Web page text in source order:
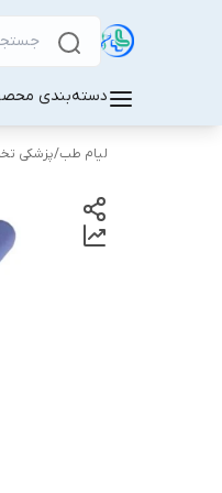
دسته‌بندی
لیام طب/پزشکی